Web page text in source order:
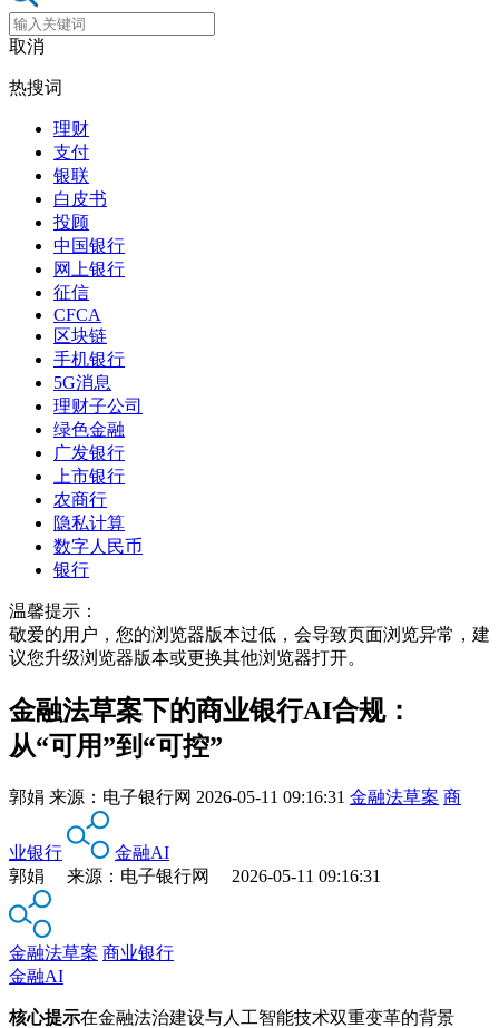
取消
热搜词
理财
支付
银联
白皮书
投顾
中国银行
网上银行
征信
CFCA
区块链
手机银行
5G消息
理财子公司
绿色金融
广发银行
上市银行
农商行
隐私计算
数字人民币
银行
温馨提示：
敬爱的用户，您的浏览器版本过低，会导致页面浏览异常，建
议您升级浏览器版本或更换其他浏览器打开。
金融法草案下的商业银行AI合规：
从“可用”到“可控”
郭娟 来源： 电子银行网 2026-05-11 09:16:31 金融法草案 商
业银行
金融AI
郭娟 来源：电子银行网 2026-05-11 09:16:31
金融法草案 商业银行
金融AI
核心提示在金融法治建设与人工智能技术双重变革的背景